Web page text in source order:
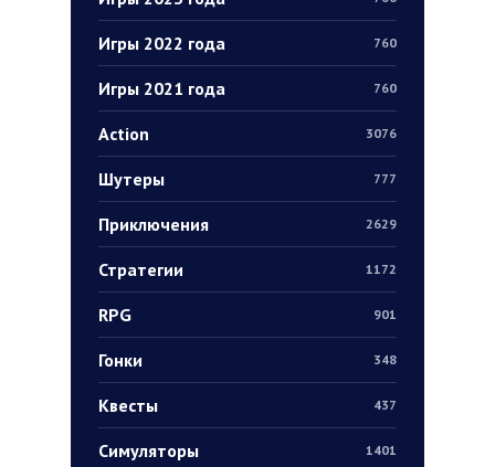
Игры 2022 года 760
Игры 2021 года 760
Action 3076
Шутеры 777
Приключения 2629
Стратегии 1172
RPG 901
Гонки 348
Квесты 437
Симуляторы 1401